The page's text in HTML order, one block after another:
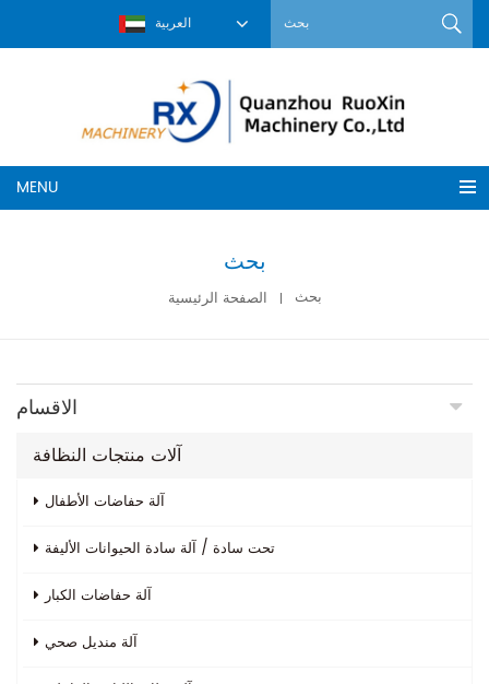
العربية
MENU
بحث
الصفحة الرئيسية بحث
الاقسام
آلات منتجات النظافة
آلة حفاضات الأطفال
تحت سادة / آلة سادة الحيوانات الأليفة
آلة حفاضات الكبار
آلة منديل صحي